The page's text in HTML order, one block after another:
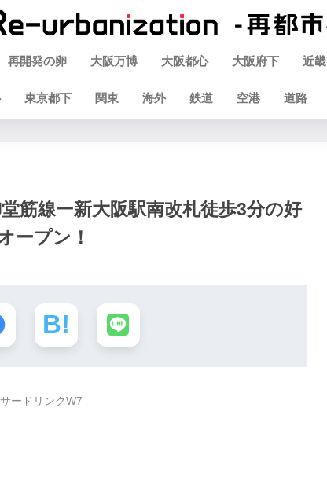
再開発の卵 大阪万博 大阪都心 大阪府下 近畿
東京都下 関東 海外 鉄道 空港 道路
筋線ー新大阪駅南改札徒歩3分の好
ープン！
ードリンクW7